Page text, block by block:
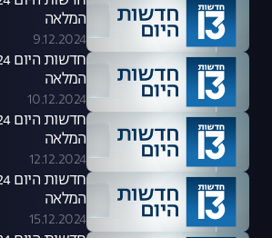
המלאה
9.12.2024
המלאה
10.12.2024
המלאה
12.12.2024
המלאה
15.12.2024